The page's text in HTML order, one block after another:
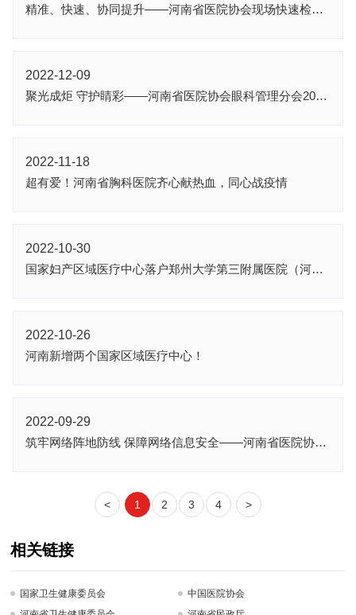
精准、快速、协同提升——河南省医院协会现场快速检测（POCT)管理分会2022年年会顺利召开
2022-12-09
聚光成炬 守护睛彩——河南省医院协会眼科管理分会2022年年会暨河南省干眼新进展培训班顺利召开
2022-11-18
超有爱！河南省胸科医院齐心献热血，同心战疫情
2022-10-30
国家妇产区域医疗中心落户郑州大学第三附属医院（河南省妇幼保健院）
2022-10-26
河南新增两个国家区域医疗中心！
2022-09-29
筑牢网络阵地防线 保障网络信息安全——河南省医院协会网络与数据安全分会2022年年会及河南省卫生健康行业网络安全技能大赛顺利举行
< 1 2 3 4 >
相关链接
国家卫生健康委员会
中国医院协会